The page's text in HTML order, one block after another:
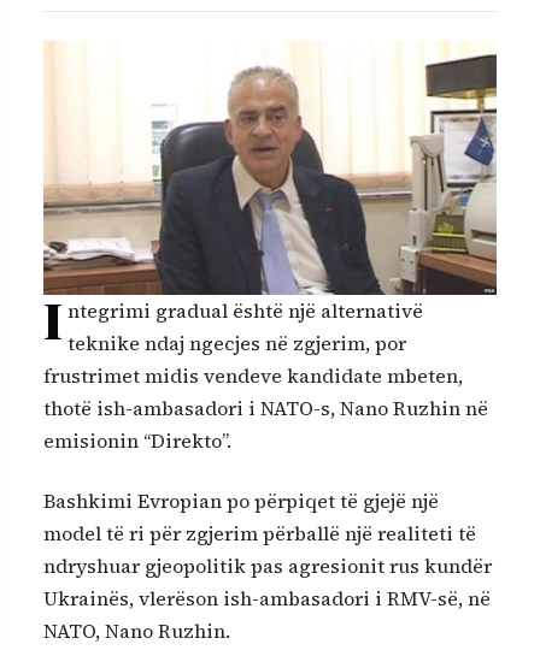
I ntegrimi gradual është një alternativë
teknike ndaj ngecjes në zgjerim, por
frustrimet midis vendeve kandidate mbeten,
thotë ish-ambasadori i NATO-s, Nano Ruzhin në
emisionin “Direkto”.
Bashkimi Evropian po përpiqet të gjejë një
model të ri për zgjerim përballë një realiteti të
ndryshuar gjeopolitik pas agresionit rus kundër
Ukrainës, vlerëson ish-ambasadori i RMV-së, në
NATO, Nano Ruzhin.